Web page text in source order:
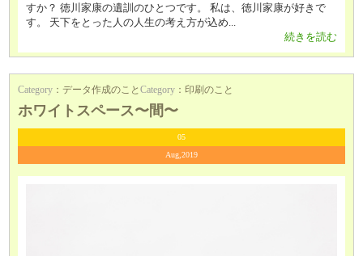
すか？ 徳川家康の遺訓のひとつです。 私は、徳川家康が好きで
す。 天下をとった人の人生の考え方が込め...
続きを読む
Category ：データ作成のことCategory ： 印刷のこと
ホワイトスペース〜間〜
05
Aug,2019